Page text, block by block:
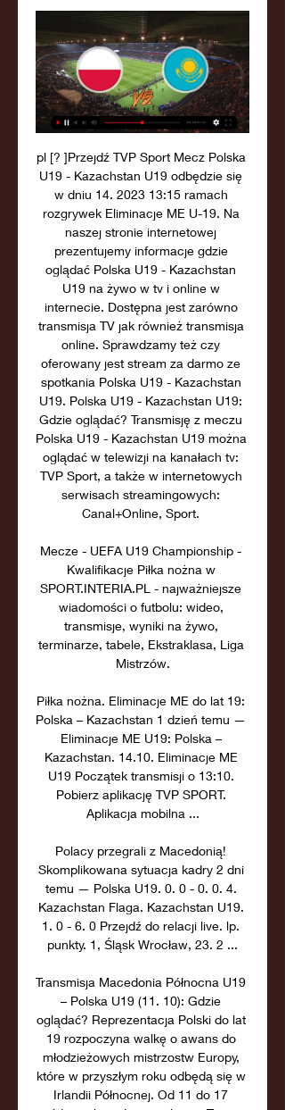
pl [? ]Przejdź TVP Sport Mecz Polska
U19 - Kazachstan U19 odbędzie się
w dniu 14. 2023 13:15 ramach
rozgrywek Eliminacje ME U-19. Na
naszej stronie internetowej
prezentujemy informacje gdzie
oglądać Polska U19 - Kazachstan
U19 na żywo w tv i online w
internecie. Dostępna jest zarówno
transmisja TV jak również transmisja
online. Sprawdzamy też czy
oferowany jest stream za darmo ze
spotkania Polska U19 - Kazachstan
U19. Polska U19 - Kazachstan U19:
Gdzie oglądać? Transmisję z meczu
Polska U19 - Kazachstan U19 można
oglądać w telewizji na kanałach tv:
TVP Sport, a także w internetowych
serwisach streamingowych:
Canal+Online, Sport.
Mecze - UEFA U19 Championship -
Kwalifikacje Piłka nożna w
SPORT.INTERIA.PL - najważniejsze
wiadomości o futbolu: wideo,
transmisje, wyniki na żywo,
terminarze, tabele, Ekstraklasa, Liga
Mistrzów.
Piłka nożna. Eliminacje ME do lat 19:
Polska – Kazachstan 1 dzień temu —
Eliminacje ME U19: Polska –
Kazachstan. 14.10. Eliminacje ME
U19 Początek transmisji o 13:10.
Pobierz aplikację TVP SPORT.
Aplikacja mobilna ...
Polacy przegrali z Macedonią!
Skomplikowana sytuacja kadry 2 dni
temu — Polska U19. 0. 0 - 0. 0. 4.
Kazachstan Flaga. Kazachstan U19.
1. 0 - 6. 0 Przejdź do relacji live. lp.
punkty. 1, Śląsk Wrocław, 23. 2 ...
Transmisja Macedonia Północna U19
– Polska U19 (11. 10): Gdzie
oglądać? Reprezentacja Polski do lat
19 rozpoczyna walkę o awans do
młodzieżowych mistrzostw Europy,
które w przyszłym roku odbędą się w
Irlandii Północnej. Od 11 do 17